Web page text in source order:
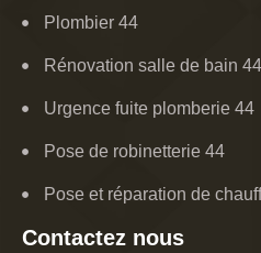
Plombier 44
Rénovation salle de bain 44
Urgence fuite plomberie 44
Pose de robinetterie 44
Pose et réparation de
Contactez nous